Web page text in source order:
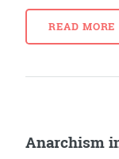
READ MORE
Anarchism